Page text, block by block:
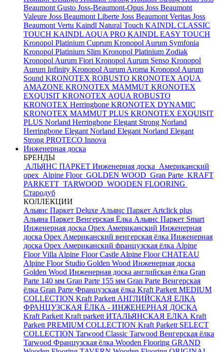
Beaumont Gusto Joss-Beaumont-Opus Joss Beaumont
Valeure Joss Beaumont Liberte Joss Beaumont Veritas Joss
Beaumont Vertu Kaindl Natural Touch KAINDL CLASSIC
TOUCH KAINDL AQUA PRO KAINDL EASY TOUCH
Kronopol Platinium Cuprum Kronopol Aurum Symfonia
Kronopol Platinium Slim Kronopol Platinium Zodiak
Kronopol Aurum Fiori Kronopol Aurum Senso Kronopol
Aurum Infinity Kronopol Aurum Aroma Kronopol Aurum
Sound KRONOTEX ROBUSTO KRONOTEX AQUA
AMAZONE KRONOTEX MAMMUT KRONOTEX
EXQUISIT KRONOTEX AQUA ROBUSTO
KRONOTEX Herringbone KRONOTEX DYNAMIC
KRONOTEX MAMMUT PLUS KRONOTEX EXQUISIT
PLUS Norland Herringbone Elegant Strong Norland
Herringbone Elegant Norland Elegant Norland Elegant
Strong PROTECO Innova
Инженерная доска
БРЕНДЫ
АЛЬЯНС ПАРКЕТ Инженерная доска Американский
орех Alpine Floor GOLDEN WOOD Gran Parte KRAFT
PARKETT TARWOOD WOODEN FLOORING
Стародуб
КОЛЛЕКЦИИ
Альянс Паркет Deluxe Альянс Паркет Artclick plus
Альяна Паркет Венгерская Ёлка Альянс Паркет Smart
Инженерная доска Орех Американский Инженерная
доска Орех Американский венгерская ёлка Инженерная
доска Орех Американский французская ёлка Alpine
Floor Villa Alpine Floor Castle Alpine Floor CHATEAU
Alpine Floor Studio Golden Wood Инженерная доска
Golden Wood Инженерная доска английская ёлка Gran
Parte 140 мм Gran Parte 155 мм Gran Parte Венгерская
ёлка Gran Parte Французская ёлка Kraft Parkett MEDIUM
COLLECTION Kraft Parkett АНГЛИЙСКАЯ ЕЛКА
ФРАНЦУЗСКАЯ ЁЛКА - ИНЖЕНЕРНАЯ ДОСКА
Kraft Parkett Kraft parkett ИТАЛЬЯНСКАЯ ЕЛКА Kraft
Parkett PREMIUM COLLECTION Kraft Parkett SELECT
COLLECTION Tarwood Classic Tarwood Венгерская ёлка
Tarwood Французская ёлка Wooden Flooring GRAND